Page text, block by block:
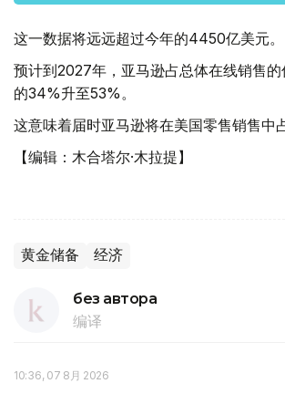
这一数据将远远超过今年的4450亿美元。
预计到2027年，亚马逊占总体在线销售
的34%升至53%。
这意味着届时亚马逊将在美国零售销售中
【编辑：木合塔尔·木拉提】
黄金储备 经济
без автора
编译
10:36, 07 8月 2026